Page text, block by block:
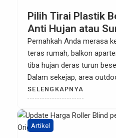
Pilih Tirai Plastik
Anti Hujan atau
Pernahkah Anda merasa
teras rumah, balkon
tiba hujan deras turun
Dalam sekejap, area
berubah menjadi basah
Masalah ini juga sering
menakutkan bagi pemilik
terbuka, di mana
SELENGKAPNYA
Artikel